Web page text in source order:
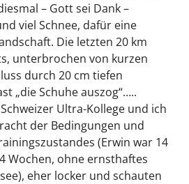
– Gott sei Dank –
viel Schnee, dafür eine
Die letzten 20 km
unterbrochen von kurzen
durch 20 cm tiefen
„die Schuhe auszog“…..
Ultra-Kollege und ich
der Bedingungen und
(Erwin war 14
Wochen, ohne ernsthaftes
eher locker und schauten